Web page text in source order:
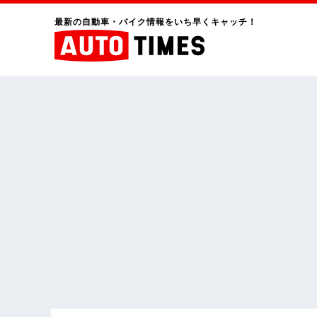
最新の自動車・バイク情報をいち早くキャッチ！